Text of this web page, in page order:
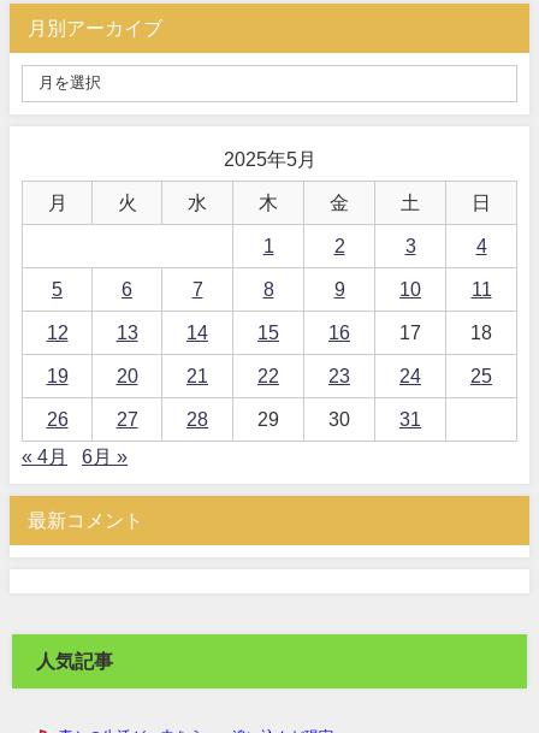
月別アーカイブ
2025年5月
月 火 水 木 金 土 日
1 2 3 4
5 6 7 8 9 10 11
12 13 14 15 16 17 18
19 20 21 22 23 24 25
26 27 28 29 30
31
« 4月
6月 »
最新コメント
人気記事